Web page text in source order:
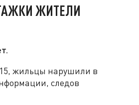
ЖИТЕЛИ
15, жильцы нарушили в
следов